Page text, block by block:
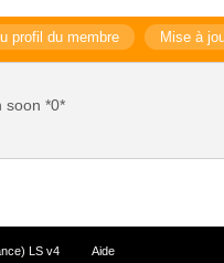
profil du membre Mise à
soon *0*
LS v4 Aide